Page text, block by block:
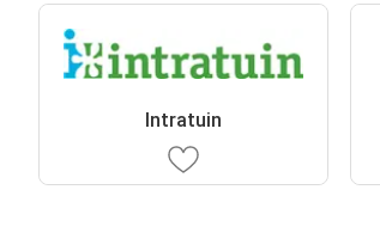
Intratuin